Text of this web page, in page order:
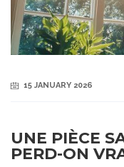
15 JANUARY 2026
UNE PIÈCE
PERD-ON